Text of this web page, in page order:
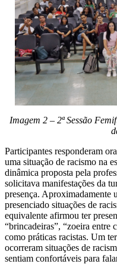
Imagem 2 – 2ª Sessão
Participantes responderam
uma situação de racismo na
dinâmica proposta pela
solicitava manifestações da
presença. Aproximadamente
presenciado situações de
equivalente afirmou ter
“brincadeiras”, “zoeira entre
como práticas racistas. Um
ocorreram situações de
sentiam confortáveis para